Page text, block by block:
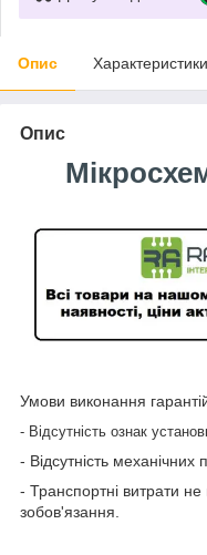
Опис Характеристики
Опис
Умови виконання
- Відсутність ознак
- Відсутність
- Транспортні витрати не
зобов'язання.